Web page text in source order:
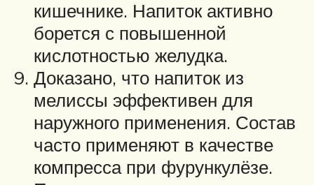
кишечнике. Напиток активно
борется с повышенной
кислотностью желудка.
Доказано, что напиток из
мелиссы эффективен для
наружного применения. Состав
часто применяют в качестве
компресса при фурункулёзе.